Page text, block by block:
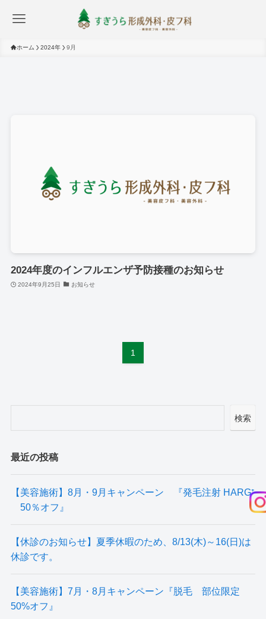
ホーム 2024年 9月
2024年度のインフルエンザ予防接種のお知らせ
2024年9月25日 お知らせ
1
検索
最近の投稿
【美容施術】8月・9月キャンペーン 『発毛注射 HARG⁺
50％オフ』
【休診のお知らせ】夏季休暇のため、8/13(木)～16(日)は
休診です。
【美容施術】7月・8月キャンペーン『脱毛 部位限定
50%オフ』